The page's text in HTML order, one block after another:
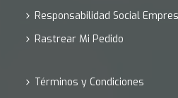
Responsabilidad Social
Rastrear Mi Pedido
Términos y Condiciones